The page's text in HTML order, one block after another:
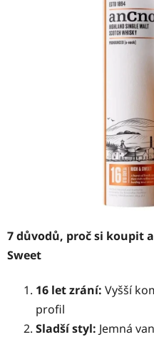
7 důvodů, proč si koupit
Sweet
16 let zrání: Vyšší
profil
Sladší styl: Jemná